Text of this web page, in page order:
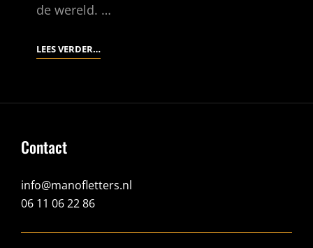
de wereld. …
LEES VERDER…LAND
(1)
Contact
info@manofletters.nl
06 11 06 22 86